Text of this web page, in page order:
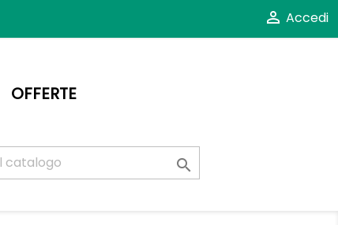
 Accedi
OFFERTE
